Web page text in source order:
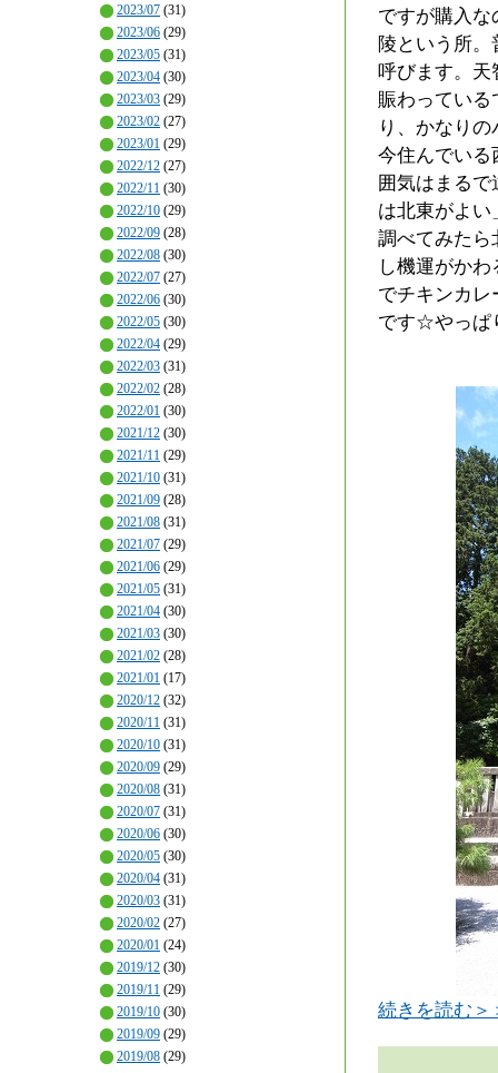
2023/07 (31)
2023/06 (29)
2023/05 (31)
2023/04 (30)
2023/03 (29)
2023/02 (27)
2023/01 (29)
2022/12 (27)
2022/11 (30)
2022/10 (29)
2022/09 (28)
2022/08 (30)
2022/07 (27)
2022/06 (30)
2022/05 (30)
2022/04 (29)
2022/03 (31)
2022/02 (28)
2022/01 (30)
2021/12 (30)
2021/11 (29)
2021/10 (31)
2021/09 (28)
2021/08 (31)
2021/07 (29)
2021/06 (29)
2021/05 (31)
2021/04 (30)
2021/03 (30)
2021/02 (28)
2021/01 (17)
2020/12 (32)
2020/11 (31)
2020/10 (31)
2020/09 (29)
2020/08 (31)
2020/07 (31)
2020/06 (30)
2020/05 (30)
2020/04 (31)
2020/03 (31)
2020/02 (27)
2020/01 (24)
2019/12 (30)
2019/11 (29)
2019/10 (30)
2019/09 (29)
2019/08 (29)
ですが購入
陵という所
呼びます。天
賑わってい
り、かなり
今住んでいる
囲気はまる
は北東がよ
調べてみたら
し機運がか
でチキンカ
です☆やっぱ
続きを読む＞